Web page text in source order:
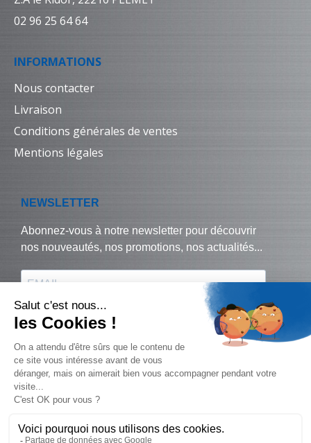
02 96 25 64 64
INFORMATIONS
Nous contacter
Livraison
Conditions générales de ventes
Mentions légales
© Biralux – tous droits réservés - 2024